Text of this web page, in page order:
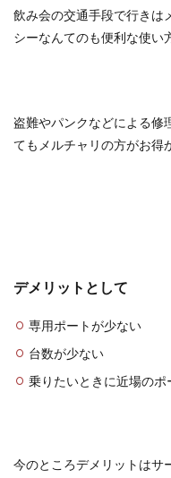
飲み会の交通手段で行きは
シーなんてのも便利な使い
盗難やパンクなどによる修
てもメルチャリの方がお得
デメリットとして
専用ポートが少ない
台数が少ない
乗りたいときに近場のポ
今のところデメリットはサ